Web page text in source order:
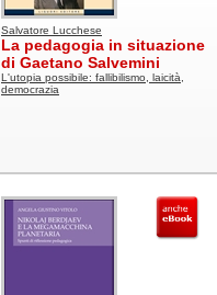
Salvatore Lucchese
La pedagogia in situazione
di Gaetano Salvemini
L'utopia possibile: fallibilismo, laicità,
democrazia